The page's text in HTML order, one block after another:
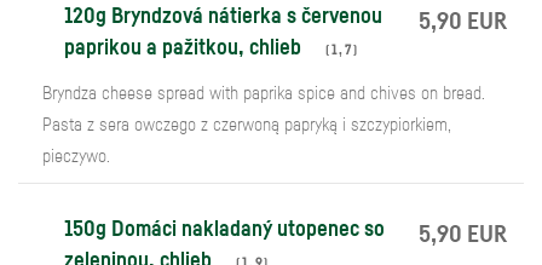
120g Bryndzová nátierka s červenou
paprikou a pažitkou, chlieb
(1,7)
5,90 EUR
Bryndza cheese spread with paprika spice and chives on bread.
Pasta z sera owczego z czerwoną papryką i szczypiorkiem,
pieczywo.
150g Domáci nakladaný utopenec so
zeleninou, chlieb
5,90 EUR